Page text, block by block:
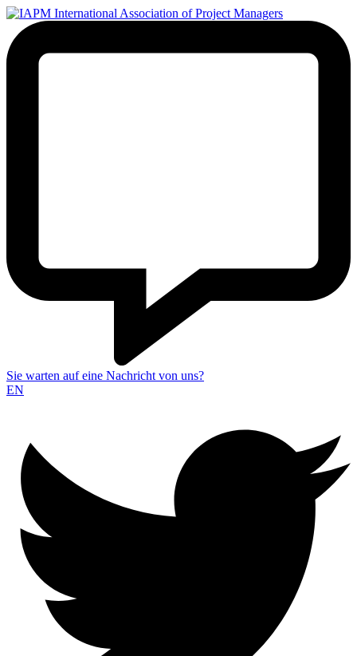
Sie warten auf eine Nachricht von uns?
EN